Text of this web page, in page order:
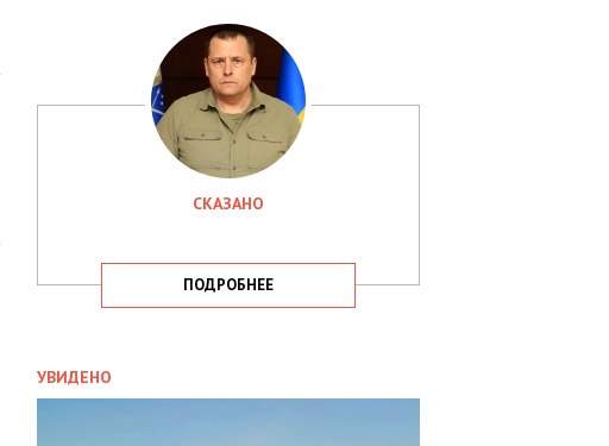
СКАЗАНО
ПОДРОБНЕЕ
УВИДЕНО
ЗАТРИМАЛА